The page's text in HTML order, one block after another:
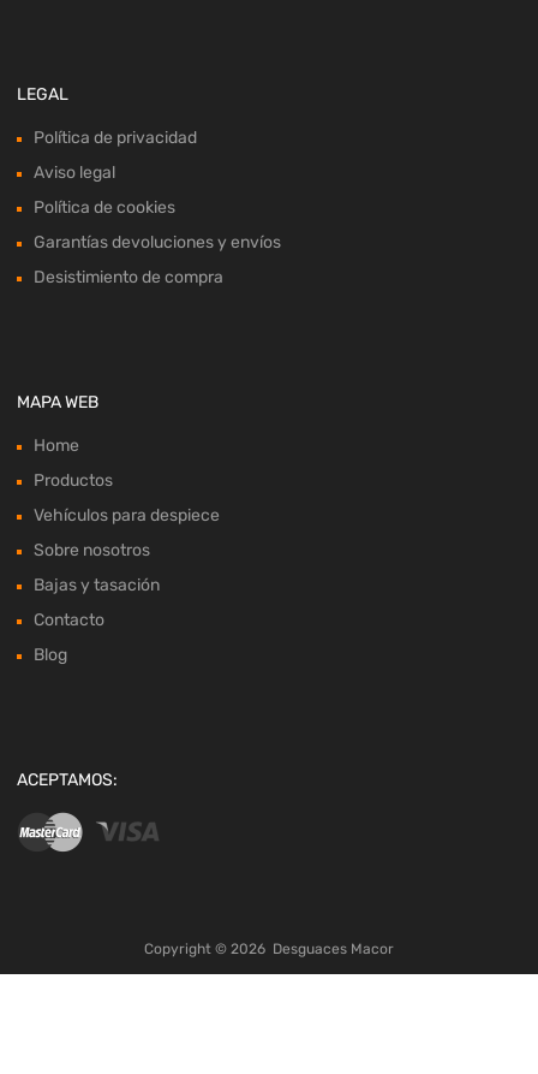
LEGAL
Política de privacidad
Aviso legal
Política de cookies
Garantías devoluciones y envíos
Desistimiento de compra
MAPA WEB
Home
Productos
Vehículos para despiece
Sobre nosotros
Bajas y tasación
Contacto
Blog
ACEPTAMOS:
Copyright © 2026 Desguaces Macor